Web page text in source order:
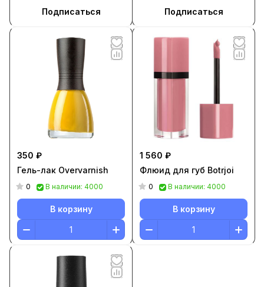
Подписаться Подписаться
350 ₽
Гель-лак Overvarnish
0 В наличии: 4000
В корзину
1 560 ₽
Флюид для губ Botrjoi
0 В наличии: 4000
В корзину